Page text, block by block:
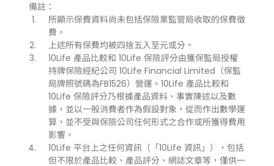
備註：
所顯示保費資料尚未包括保險業監管局收取的保費徵
費。
上述所有保費均被四捨五入至元或分。
10Life 產品比較和 10Life 保險評分由獲保監局授權
持牌保險經紀公司 10Life Financial Limited（保監
局牌照號碼為FB1526）營運。10Life 產品比較和
10Life 保險評分乃根據產品資料、事實陳述以及數
據，並以一般消費者作為假設對象，從而作出數學運
算，並不受與保險公司任何形式之合作或所獲得費用
影響。
10Life 平台上之任何資訊（「10Life 資訊」），包括
但不限於產品比較、產品評分、網誌文章等，僅供一